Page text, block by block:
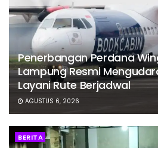
Penerbangan Perdana
Lampung Resmi
Layani Rute Berjadwal
AGUSTUS 6, 2026
BERITA